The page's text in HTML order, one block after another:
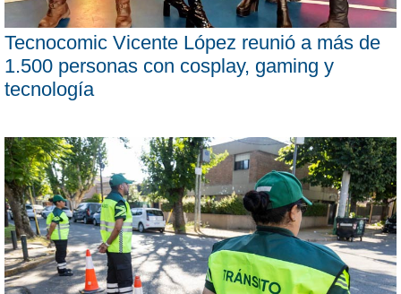
Tecnocomic Vicente López reunió a más de
1.500 personas con cosplay, gaming y
tecnología